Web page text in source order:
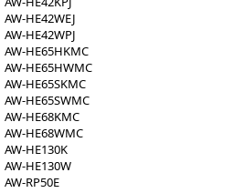
AW-HE42WEJ
AW-HE42WPJ
AW-HE65HKMC
AW-HE65HWMC
AW-HE65SKMC
AW-HE65SWMC
AW-HE68KMC
AW-HE68WMC
AW-HE130K
AW-HE130W
AW-RP50E